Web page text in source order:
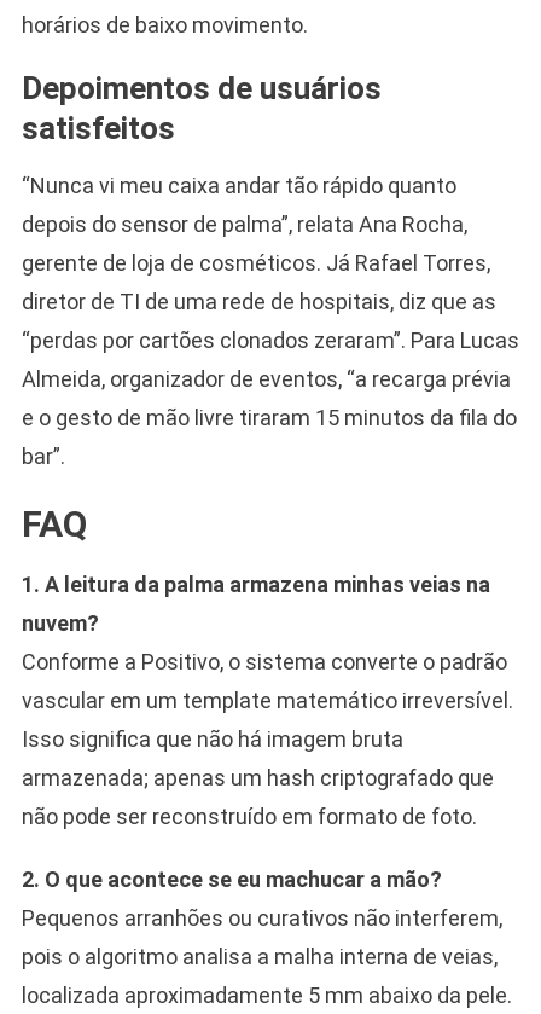
horários de baixo movimento.
Depoimentos de usuários
satisfeitos
“Nunca vi meu caixa andar tão rápido quanto
depois do sensor de palma”, relata Ana Rocha,
gerente de loja de cosméticos. Já Rafael Torres,
diretor de TI de uma rede de hospitais, diz que as
“perdas por cartões clonados zeraram”. Para Lucas
Almeida, organizador de eventos, “a recarga prévia
e o gesto de mão livre tiraram 15 minutos da fila do
bar”.
FAQ
1. A leitura da palma armazena minhas veias na
nuvem?
Conforme a Positivo, o sistema converte o padrão
vascular em um template matemático irreversível.
Isso significa que não há imagem bruta
armazenada; apenas um hash criptografado que
não pode ser reconstruído em formato de foto.
2. O que acontece se eu machucar a mão?
Pequenos arranhões ou curativos não interferem,
pois o algoritmo analisa a malha interna de veias,
localizada aproximadamente 5 mm abaixo da pele.